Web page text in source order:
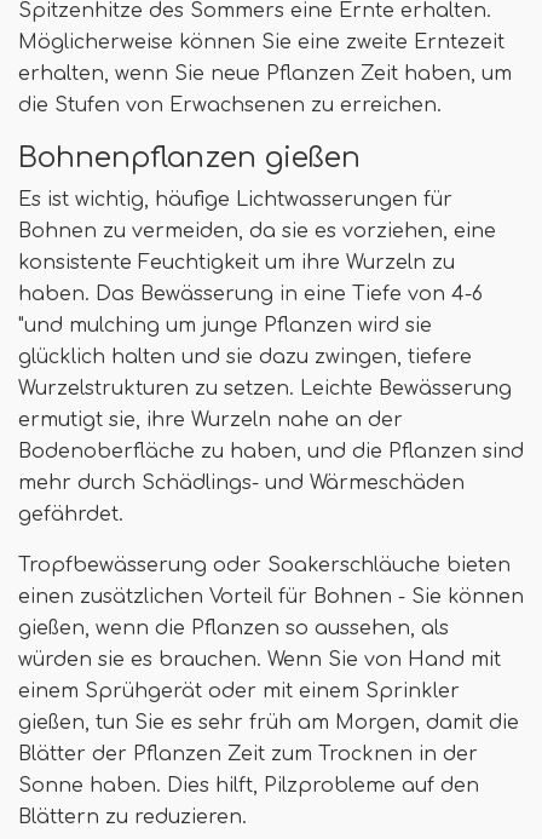
Spitzenhitze des Sommers eine Ernte erhalten.
Möglicherweise können Sie eine zweite Erntezeit
erhalten, wenn Sie neue Pflanzen Zeit haben, um
die Stufen von Erwachsenen zu erreichen.
Bohnenpflanzen gießen
Es ist wichtig, häufige Lichtwasserungen für
Bohnen zu vermeiden, da sie es vorziehen, eine
konsistente Feuchtigkeit um ihre Wurzeln zu
haben. Das Bewässerung in eine Tiefe von 4-6
"und mulching um junge Pflanzen wird sie
glücklich halten und sie dazu zwingen, tiefere
Wurzelstrukturen zu setzen. Leichte Bewässerung
ermutigt sie, ihre Wurzeln nahe an der
Bodenoberfläche zu haben, und die Pflanzen sind
mehr durch Schädlings- und Wärmeschäden
gefährdet.
Tropfbewässerung oder Soakerschläuche bieten
einen zusätzlichen Vorteil für Bohnen - Sie können
gießen, wenn die Pflanzen so aussehen, als
würden sie es brauchen. Wenn Sie von Hand mit
einem Sprühgerät oder mit einem Sprinkler
gießen, tun Sie es sehr früh am Morgen, damit die
Blätter der Pflanzen Zeit zum Trocknen in der
Sonne haben. Dies hilft, Pilzprobleme auf den
Blättern zu reduzieren.